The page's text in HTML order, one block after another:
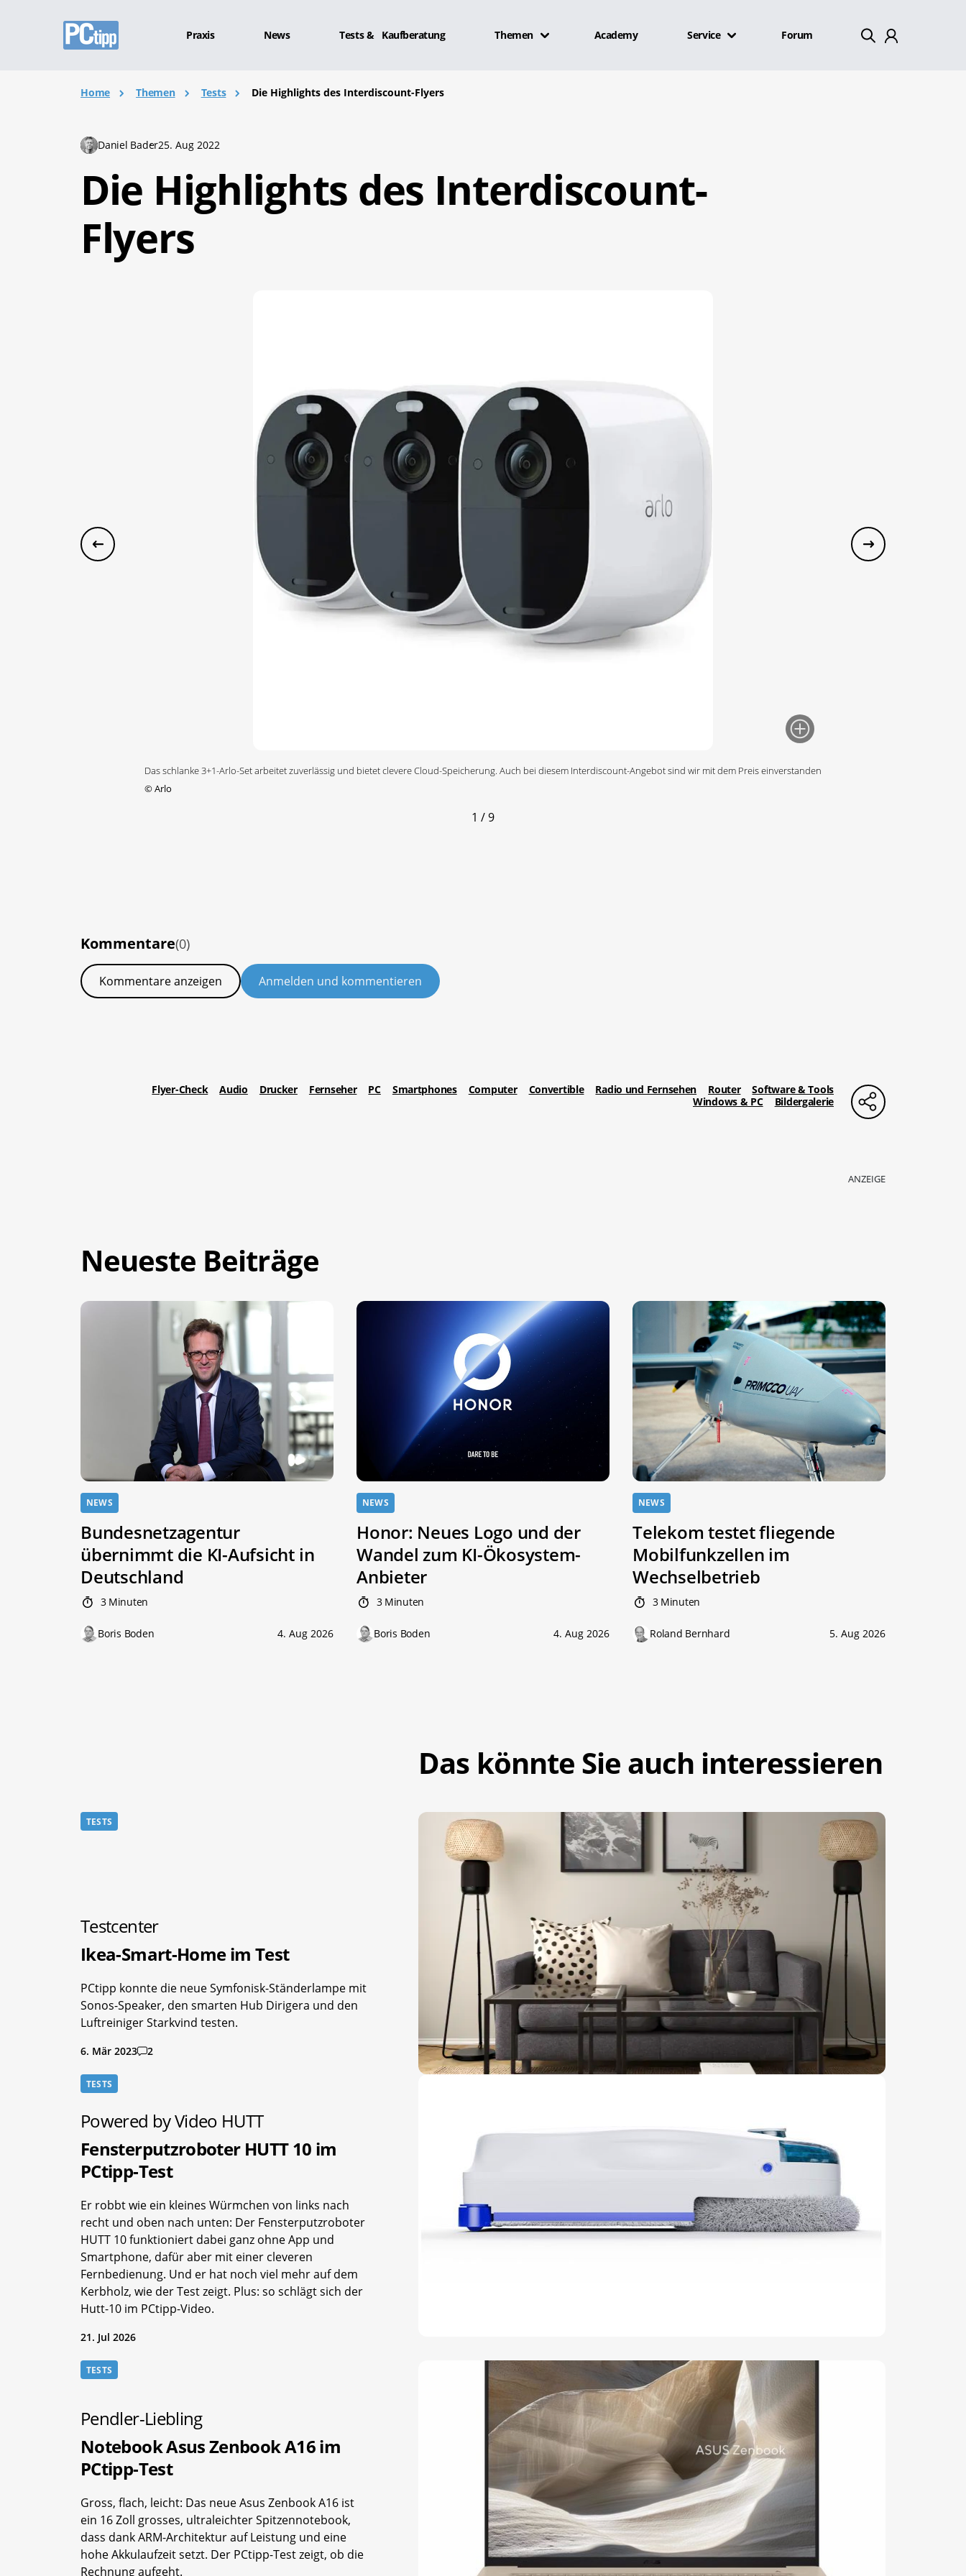
Praxis News Tests & Kaufberatung Themen Academy Service Forum
Home Themen Tests Die Highlights des Interdiscount-Flyers
Daniel Bader25. Aug 2022
Die Highlights des Interdiscount-
Flyers
Das schlanke 3+1-Arlo-Set arbeitet zuverlässig und bietet clevere Cloud-Speicherung. Auch bei diesem Interdiscount-Angebot sind wir mit dem Preis einverstanden
©Arlo
1 / 9
Kommentare(0)
Kommentare anzeigen Anmelden und kommentieren
Flyer-Check Audio Drucker Fernseher PC Smartphones Computer Convertible Radio und Fernsehen Router
Software & Tools
Windows & PC
Bildergalerie
ANZEIGE
Neueste Beiträge
NEWS
Bundesnetzagentur
übernimmt die KI-Aufsicht in
Deutschland
3 Minuten
Boris Boden 4. Aug 2026
NEWS
Honor: Neues Logo und der
Wandel zum KI-Ökosystem-
Anbieter
3 Minuten
Boris Boden 4. Aug 2026
NEWS
Telekom testet fliegende
Mobilfunkzellen im
Wechselbetrieb
3 Minuten
Roland Bernhard 5. Aug 2026
Das könnte Sie auch interessieren
TESTS
Testcenter
Ikea-Smart-Home im Test
PCtipp konnte die neue Symfonisk-Ständerlampe mit
Sonos-Speaker, den smarten Hub Dirigera und den
Luftreiniger Starkvind testen.
6. Mär 2023 2
TESTS
Powered by Video HUTT
Fensterputzroboter HUTT 10 im
PCtipp-Test
Er robbt wie ein kleines Würmchen von links nach
recht und oben nach unten: Der Fensterputzroboter
HUTT 10 funktioniert dabei ganz ohne App und
Smartphone, dafür aber mit einer cleveren
Fernbedienung. Und er hat noch viel mehr auf dem
Kerbholz, wie der Test zeigt. Plus: so schlägt sich der
Hutt-10 im PCtipp-Video.
21. Jul 2026
TESTS
Pendler-Liebling
Notebook Asus Zenbook A16 im
PCtipp-Test
Gross, flach, leicht: Das neue Asus Zenbook A16 ist
ein 16 Zoll grosses, ultraleichter Spitzennotebook,
dass dank ARM-Architektur auf Leistung und eine
hohe Akkulaufzeit setzt. Der PCtipp-Test zeigt, ob die
Rechnung aufgeht.